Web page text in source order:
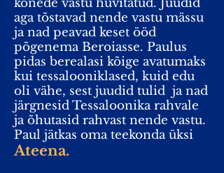
kõnede vastu huvitatud. Juudid
aga tõstavad nende vastu mässu
ja nad peavad keset ööd
põgenema Beroiasse. Paulus
pidas berealasi kõige avatumaks
kui tessalooniklased, kuid edu
oli vähe, sest juudid tulid ja nad
järgnesid Tessaloonika rahvale
ja õhutasid rahvast nende vastu.
Paul jätkas oma teekonda üksi
Ateena.